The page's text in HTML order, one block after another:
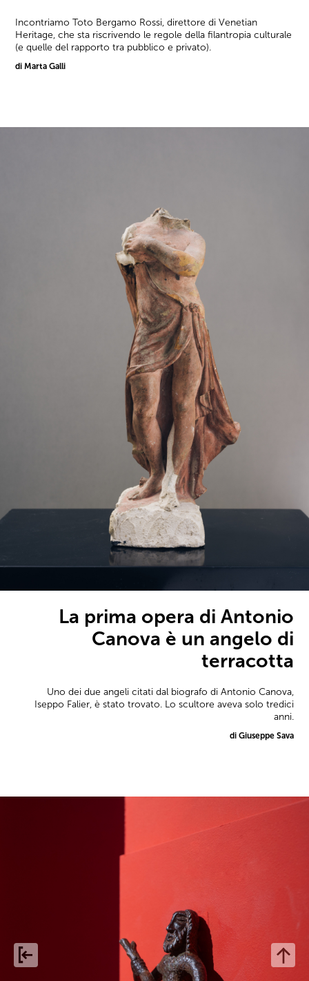
Incontriamo Toto Bergamo Rossi, direttore di Venetian
Heritage, che sta riscrivendo le regole della filantropia culturale
(e quelle del rapporto tra pubblico e privato).
di Marta Galli
La prima opera di Antonio
Canova è un angelo di
terracotta
Uno dei due angeli citati dal biografo di Antonio Canova,
Iseppo Falier, è stato trovato. Lo scultore aveva solo tredici
anni.
di Giuseppe Sava